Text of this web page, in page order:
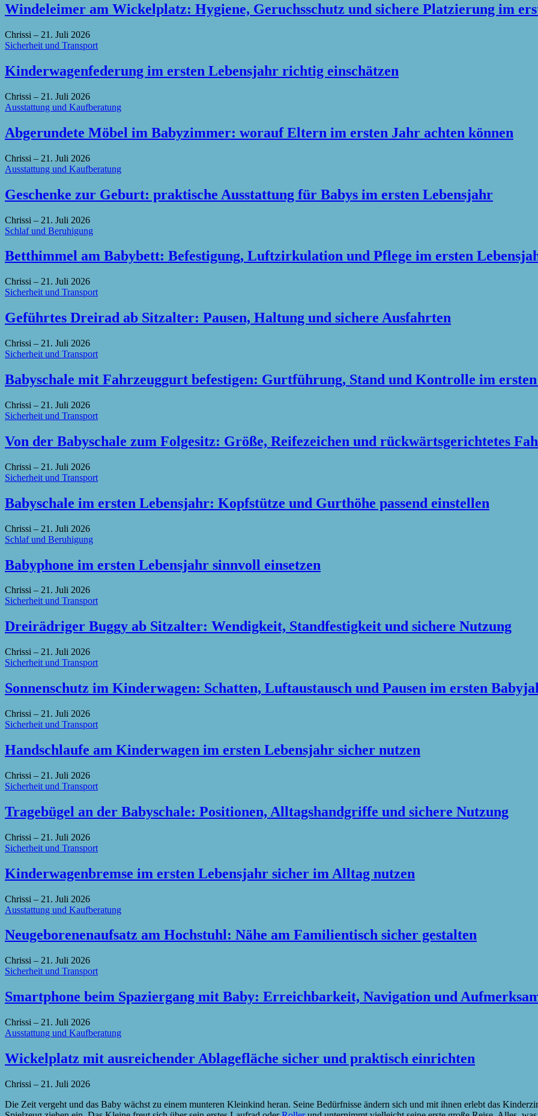
Windeleimer am Wickelplatz: Hygiene, Geruchsschutz und sichere Platzierung im
Chrissi – 21. Juli 2026
Sicherheit und Transport
Kinderwagenfederung im ersten Lebensjahr richtig einschätzen
Chrissi – 21. Juli 2026
Ausstattung und Kaufberatung
Abgerundete Möbel im Babyzimmer: worauf Eltern im ersten Jahr achten können
Chrissi – 21. Juli 2026
Ausstattung und Kaufberatung
Geschenke zur Geburt: praktische Ausstattung für Babys im ersten Lebensjahr
Chrissi – 21. Juli 2026
Schlaf und Beruhigung
Betthimmel am Babybett: Befestigung, Luftzirkulation und Pflege im ersten
Chrissi – 21. Juli 2026
Sicherheit und Transport
Geführtes Dreirad ab Sitzalter: Pausen, Haltung und sichere Ausfahrten
Chrissi – 21. Juli 2026
Sicherheit und Transport
Babyschale mit Fahrzeuggurt befestigen: Gurtführung, Stand und Kontrolle im
Chrissi – 21. Juli 2026
Sicherheit und Transport
Von der Babyschale zum Folgesitz: Größe, Reifezeichen und rückwärtsgerichtetes
Chrissi – 21. Juli 2026
Sicherheit und Transport
Babyschale im ersten Lebensjahr: Kopfstütze und Gurthöhe passend einstellen
Chrissi – 21. Juli 2026
Schlaf und Beruhigung
Babyphone im ersten Lebensjahr sinnvoll einsetzen
Chrissi – 21. Juli 2026
Sicherheit und Transport
Dreirädriger Buggy ab Sitzalter: Wendigkeit, Standfestigkeit und sichere Nutzung
Chrissi – 21. Juli 2026
Sicherheit und Transport
Sonnenschutz im Kinderwagen: Schatten, Luftaustausch und Pausen im ersten
Chrissi – 21. Juli 2026
Sicherheit und Transport
Handschlaufe am Kinderwagen im ersten Lebensjahr sicher nutzen
Chrissi – 21. Juli 2026
Sicherheit und Transport
Tragebügel an der Babyschale: Positionen, Alltagshandgriffe und sichere Nutzung
Chrissi – 21. Juli 2026
Sicherheit und Transport
Kinderwagenbremse im ersten Lebensjahr sicher im Alltag nutzen
Chrissi – 21. Juli 2026
Ausstattung und Kaufberatung
Neugeborenenaufsatz am Hochstuhl: Nähe am Familientisch sicher gestalten
Chrissi – 21. Juli 2026
Sicherheit und Transport
Smartphone beim Spaziergang mit Baby: Erreichbarkeit, Navigation und
Chrissi – 21. Juli 2026
Ausstattung und Kaufberatung
Wickelplatz mit ausreichender Ablagefläche sicher und praktisch einrichten
Chrissi – 21. Juli 2026
Die Zeit vergeht und das Baby wächst zu einem munteren Kleinkind heran. Seine Bedürfnisse ändern sich und mit ihnen erlebt das